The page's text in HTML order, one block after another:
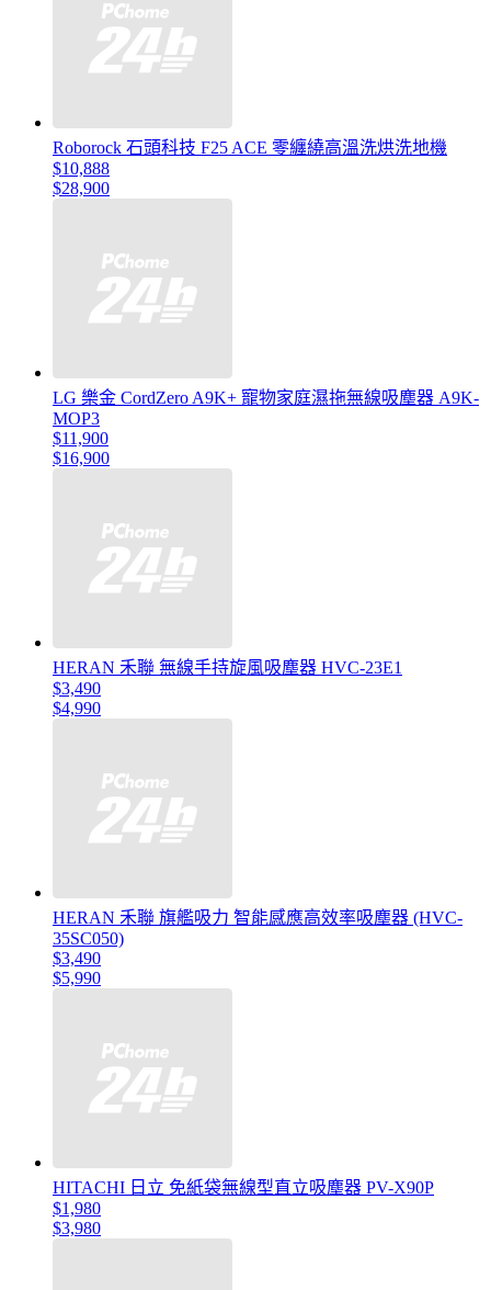
Roborock 石頭科技 F25 ACE 零纏繞高溫洗烘洗地機
$10,888
$28,900
LG 樂金 CordZero A9K+ 寵物家庭濕拖無線吸塵器 A9K-
MOP3
$11,900
$16,900
HERAN 禾聯 無線手持旋風吸塵器 HVC-23E1
$3,490
$4,990
HERAN 禾聯 旗艦吸力 智能感應高效率吸塵器 (HVC-
35SC050)
$3,490
$5,990
HITACHI 日立 免紙袋無線型直立吸塵器 PV-X90P
$1,980
$3,980